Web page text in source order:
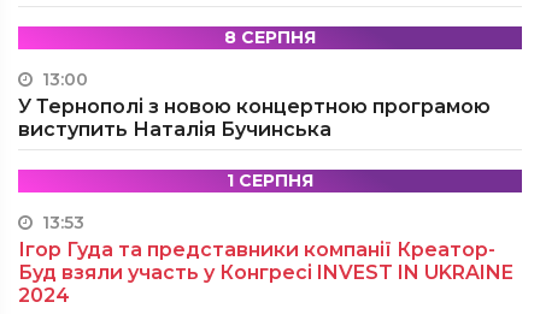
8 СЕРПНЯ
13:00
У Тернополі з новою концертною програмою
виступить Наталія Бучинська
1 СЕРПНЯ
13:53
Ігор Гуда та представники компанії Креатор-
Буд взяли участь у Конгресі INVEST IN UKRAINE
2024